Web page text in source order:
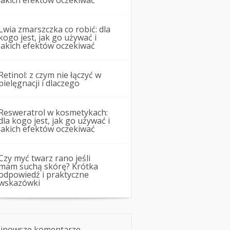
zmarszczka co robić: dla
jest, jak go używać i
efektów oczekiwać
z czym nie łączyć w
i dlaczego
w kosmetykach:
kogo jest, jak go używać i
efektów oczekiwać
myć twarz rano jeśli
suchą skórę? Krótka
i praktyczne